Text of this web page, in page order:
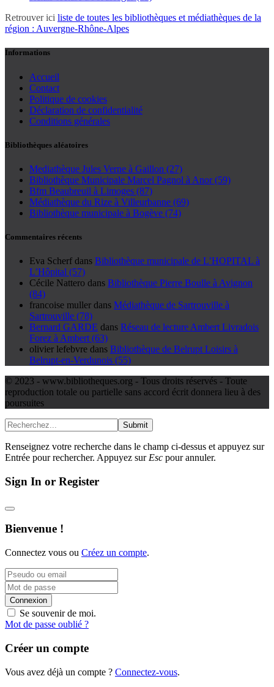
Retrouver ici liste de toutes les bibliothèques et médiathèques de la
région : Auvergne-Rhône-Alpes
Informations
Accueil
Contact
Politique de cookies
Déclaration de confidentialité
Conditions générales
Bibliothèques aléatoires
Mediathèque Jules Verne à Gaillon (27)
Bibliothèque Municipale Marcel Pagnol à Anor (59)
Bfm Beaubreuil à Limoges (87)
Médiathèque du Rize à Villeurbanne (69)
Bibliothèque municipale à Bogève (74)
Commentaires récents
Eva Scherf dans Bibliothèque municipale de L’HOPITAL à
L’Hôpital (57)
Cécile Nattero dans Bibliothèque Pierre Boulle à Avignon
(84)
francoise muller dans Médiathèque de Sartrouville à
Sartrouville (78)
Bernard GARDE dans Réseau de lecture Ambert Livradois
Forez à Ambert (63)
olivier lefebvre dans Bibliothèque de Belrupt Loisirs à
Belrupt-en-Verdunois (55)
© 2023 - www.bibliotheques.org - Tous droits réservés - Toute
reproduction totale ou partielle sans accord écrit donnera lieu à des
poursuites
Submit
Renseignez votre recherche dans le champ ci-dessus et appuyez sur
Entrée pour rechercher. Appuyez sur Esc pour annuler.
Sign In or Register
Bienvenue !
Connectez vous ou Créez un compte.
Connexion
Se souvenir de moi.
Mot de passe oublié ?
Créer un compte
Vous avez déjà un compte ? Connectez-vous.